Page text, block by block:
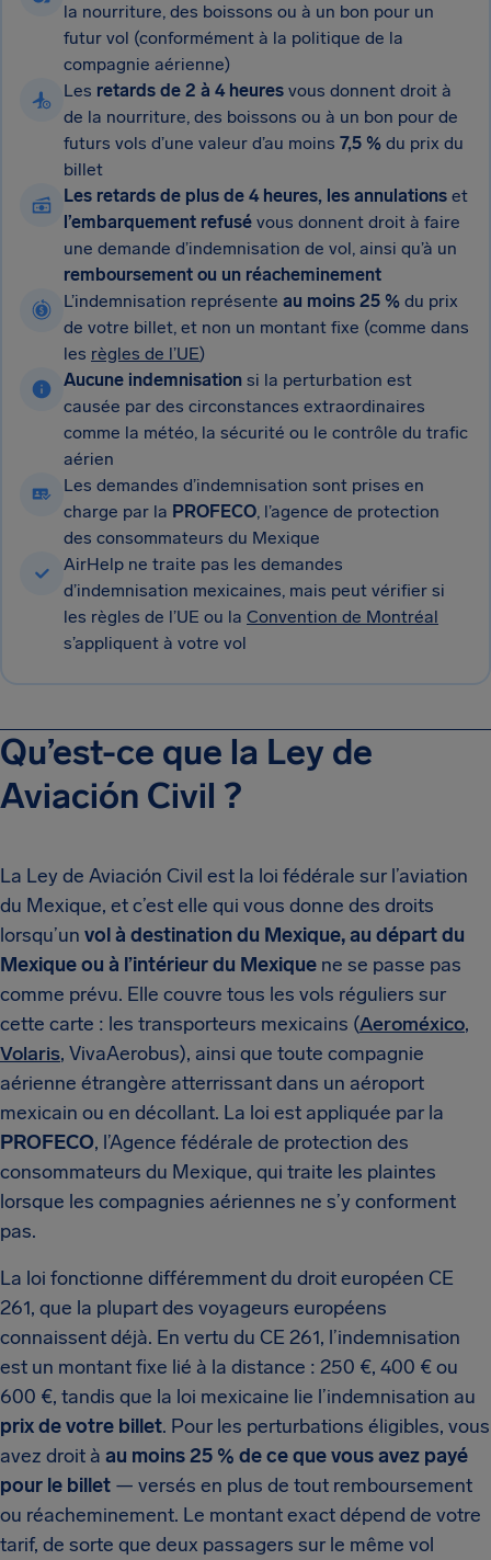
la nourriture, des boissons ou à un bon pour un
futur vol (conformément à la politique de la
compagnie aérienne)
Les retards de 2 à 4 heures vous donnent droit à
de la nourriture, des boissons ou à un bon pour de
futurs vols d’une valeur d’au moins 7,5 % du prix du
billet
Les retards de plus de 4 heures, les annulations et
l’embarquement refusé vous donnent droit à faire
une demande d’indemnisation de vol, ainsi qu’à un
remboursement ou un réacheminement
L’indemnisation représente au moins 25 % du prix
de votre billet, et non un montant fixe (comme dans
les règles de l’UE)
Aucune indemnisation si la perturbation est
causée par des circonstances extraordinaires
comme la météo, la sécurité ou le contrôle du trafic
aérien
Les demandes d’indemnisation sont prises en
charge par la PROFECO, l’agence de protection
des consommateurs du Mexique
AirHelp ne traite pas les demandes
d’indemnisation mexicaines, mais peut vérifier si
les règles de l’UE ou la Convention de Montréal
s’appliquent à votre vol
Qu’est-ce que la Ley de
Aviación Civil ?
La Ley de Aviación Civil est la loi fédérale sur l’aviation
du Mexique, et c’est elle qui vous donne des droits
lorsqu’un vol à destination du Mexique, au départ du
Mexique ou à l’intérieur du Mexique ne se passe pas
comme prévu. Elle couvre tous les vols réguliers sur
cette carte : les transporteurs mexicains (Aeroméxico,
Volaris, VivaAerobus), ainsi que toute compagnie
aérienne étrangère atterrissant dans un aéroport
mexicain ou en décollant. La loi est appliquée par la
PROFECO, l’Agence fédérale de protection des
consommateurs du Mexique, qui traite les plaintes
lorsque les compagnies aériennes ne s’y conforment
pas.
La loi fonctionne différemment du droit européen CE
261, que la plupart des voyageurs européens
connaissent déjà. En vertu du CE 261, l’indemnisation
est un montant fixe lié à la distance : 250 €, 400 € ou
600 €, tandis que la loi mexicaine lie l’indemnisation au
prix de votre billet. Pour les perturbations éligibles, vous
avez droit à au moins 25 % de ce que vous avez payé
pour le billet — versés en plus de tout remboursement
ou réacheminement. Le montant exact dépend de votre
tarif, de sorte que deux passagers sur le même vol